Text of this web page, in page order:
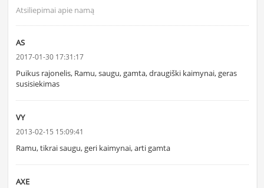
Atsiliepimai apie namą
AS
2017-01-30 17:31:17
Puikus rajonelis, Ramu, saugu, gamta, draugiški kaimynai, geras
susisiekimas
VY
2013-02-15 15:09:41
Ramu, tikrai saugu, geri kaimynai, arti gamta
AXE